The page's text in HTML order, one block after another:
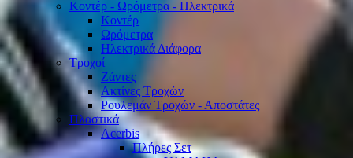
Κοντέρ - Ωρόμετρα - Ηλεκτρικά
Κοντέρ
Ωρόμετρα
Ηλεκτρικά Διάφορα
Τροχοί
Ζάντες
Ακτίνες Τροχών
Ρουλεμάν Τροχών - Αποστάτες
Πλαστικά
Acerbis
Πλήρες Σετ